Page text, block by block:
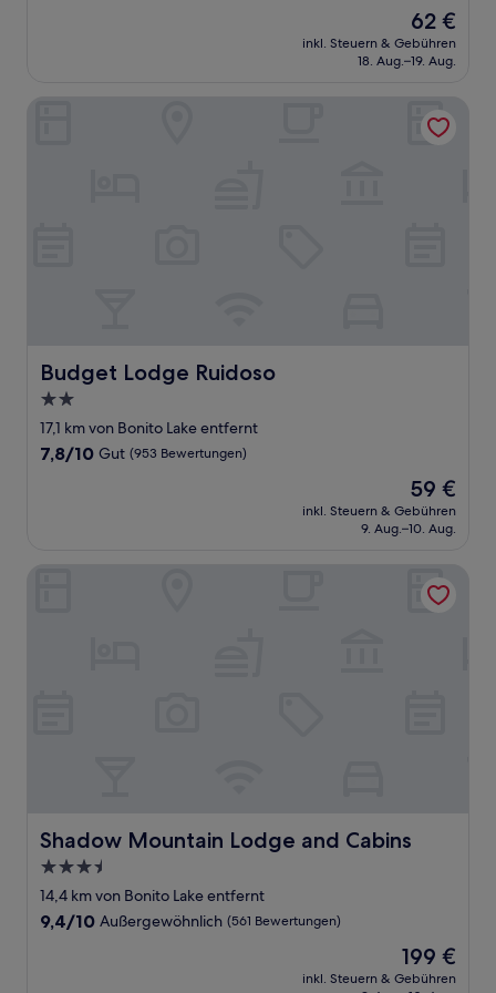
Bewertungen)
Der
Preis
beträgt
62 €
inkl. Steuern & Gebühren
18. Aug.–19. Aug.
Budget Lodge Ruidoso
Budget Lodge Ruidoso
2.0-
Sterne-
Unterkunft
17,1 km von Bonito Lake entfernt
7.8
7,8/10 Gut (953 Bewertungen)
Der
Preis
beträgt
59 €
inkl. Steuern & Gebühren
9. Aug.–10. Aug.
Shadow Mountain Lodge and Cabins
Shadow Mountain Lodge and Cabins
3.5-
Sterne-
Unterkunft
14,4 km von Bonito Lake entfernt
9.4
9,4/10 Außergewöhnlich (561 Bewertungen)
Der
Preis
199 €
inkl. Steuern & Gebühren